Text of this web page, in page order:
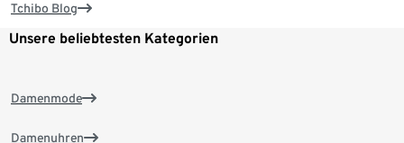
Tchibo Blog
Unsere beliebtesten Kategorien
Damenmode
Damenuhren